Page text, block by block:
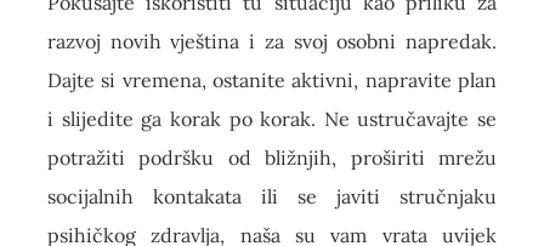
razvoj novih vještina i za svoj osobni napredak.
Dajte si vremena, ostanite aktivni, napravite plan
i slijedite ga korak po korak. Ne ustručavajte se
potražiti podršku od bližnjih, proširiti mrežu
socijalnih kontakata ili se javiti stručnjaku
psihičkog zdravlja, naša su vam vrata uvijek